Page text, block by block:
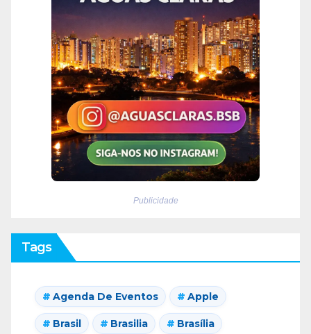
Publicidade
Tags
Agenda De Eventos Apple
Brasil Brasilia Brasília